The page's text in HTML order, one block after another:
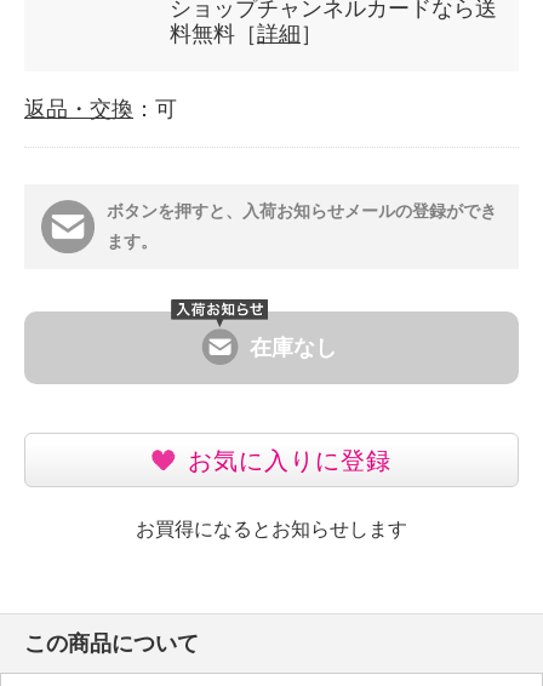
ショップチャンネルカードなら送
料無料［詳細 ］
返品・交換 ：可
ボタンを押すと、入荷お知らせメールの登録ができ
ます。
在庫なし
お気に入りに登録
お買得になるとお知らせします
この商品について